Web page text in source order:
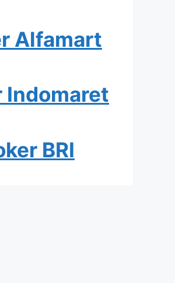
Alfamart
Indomaret
BRI